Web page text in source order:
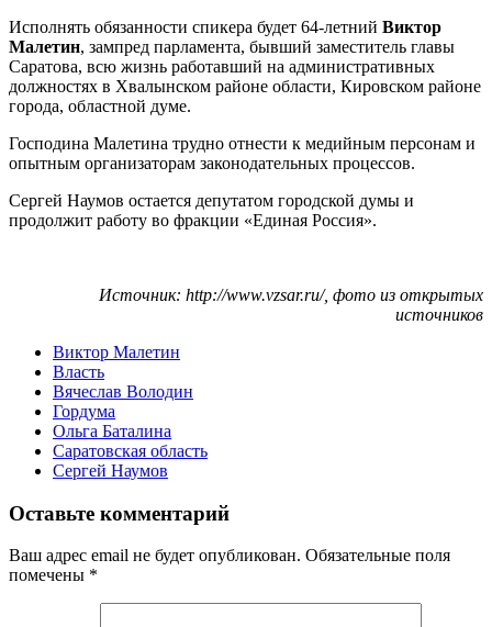
Исполнять обязанности спикера будет 64-летний Виктор
Малетин, зампред парламента, бывший заместитель главы
Саратова, всю жизнь работавший на административных
должностях в Хвалынском районе области, Кировском районе
города, областной думе.
Господина Малетина трудно отнести к медийным персонам и
опытным организаторам законодательных процессов.
Сергей Наумов остается депутатом городской думы и
продолжит работу во фракции «Единая Россия».
Источник: http://www.vzsar.ru/, фото из открытых
источников
Виктор Малетин
Власть
Вячеслав Володин
Гордума
Ольга Баталина
Саратовская область
Сергей Наумов
Оставьте комментарий
Ваш адрес email не будет опубликован. Обязательные поля
помечены *